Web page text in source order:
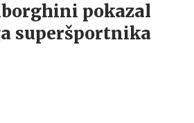
pokazal
superšportnika